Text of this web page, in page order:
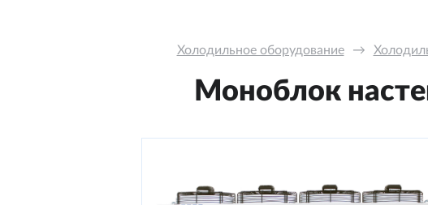
Холодильное оборудование →
Моноблок